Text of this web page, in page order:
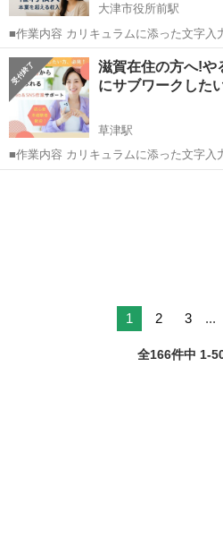
大津市役所前駅
■作業内容 カリキュラムに添った文字入
わせのメッセージやり取り、SNSの運営など。 ・初心者の
してお 仕 事していただけます ・作業
めます☆ ■活動...
滋賀 大津市 大津市役所前駅
滋賀在住の方へ!や
にサブワークした
草津駅
■作業内容 カリキュラムに添った文字入
わせのメッセージやり取り、SNSの運営など。 ・初心者の
1 2 3 ...
全166件中 1-